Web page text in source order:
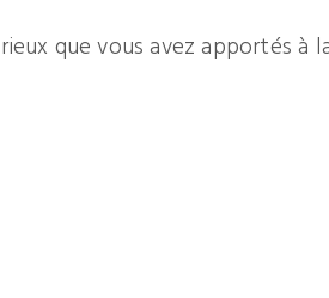
que vous avez apportés à